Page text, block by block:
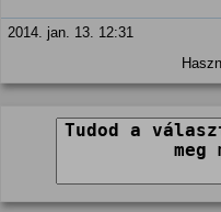
2014. jan. 13. 12:31